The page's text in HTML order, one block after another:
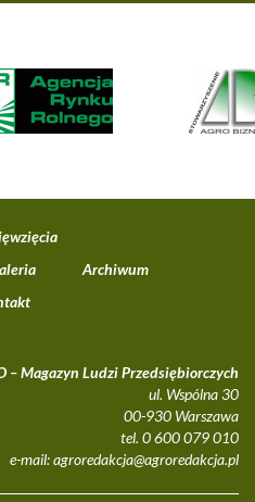
Archiwum
– Magazyn Ludzi Przedsiębiorczych
ul. Wspólna 30
00-930 Warszawa
tel. 0 600 079 010
e-mail:agroredakcja@agroredakcja.pl